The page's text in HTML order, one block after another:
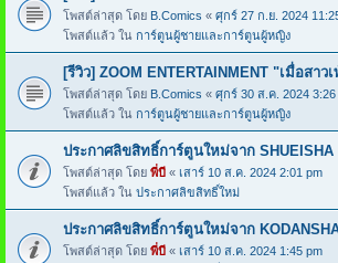
โพสต์ล่าสุด โดย B.Comics « ศุกร์ 27 ก.ย. 2024
โพสต์แล้ว ใน การ์ตูนผู้ชายและการ์ตูนผู้หญิง
[รีวิว] ZOOM ENTERTAINMENT "เมื่อสา
โพสต์ล่าสุด โดย B.Comics « ศุกร์ 30 ส.ค. 2024 3:26
โพสต์แล้ว ใน การ์ตูนผู้ชายและการ์ตูนผู้หญิง
ประกาศลิขสิทธิ์การ์ตูนใหม่จาก SHUEISHA
โพสต์ล่าสุด โดย พี่บี « เสาร์ 10 ส.ค. 2024 2:01 pm
โพสต์แล้ว ใน ประกาศลิขสิทธิ์ใหม่
ประกาศลิขสิทธิ์การ์ตูนใหม่จาก
โพสต์ล่าสุด โดย พี่บี « เสาร์ 10 ส.ค. 2024 1:45 pm